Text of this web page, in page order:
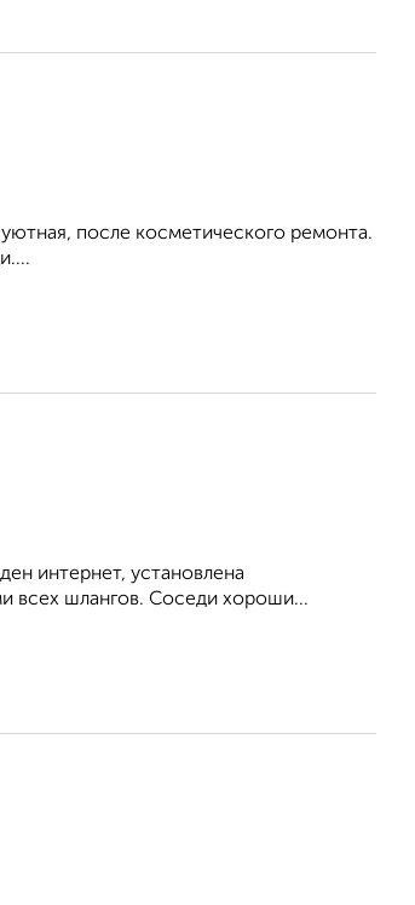
после косметического ремонта.
интернет, установлена
всех шлангов. Соседи хороши...